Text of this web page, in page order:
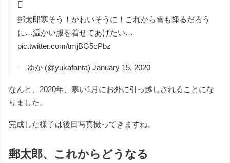
郵太郎寒そう！かわいそうに！これから雪も降るだろう
に…温かい服を着せてあげたい…
pic.twitter.com/tmjBG5cPbz
— ゆか (@yukafanta) January 15, 2020
なんと、2020年、寒い1月にお外に引っ越しされることにな
りました。
完成した様子は後日写真撮ってきますね。
郵太郎、これからどうなる